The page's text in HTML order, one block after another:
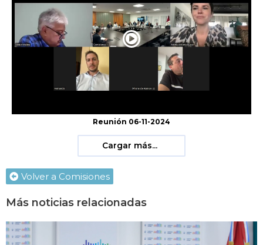
Reunión 06-11-2024
Cargar más...
Volver a Comisiones
Más noticias relacionadas